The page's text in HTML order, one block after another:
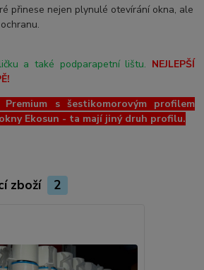
přinese nejen plynulé otevírání okna, ale
a také podparapetní lištu. NEJLEPŠÍ
s šestikomorovým profilem
Ekosun - ta mají jiný druh profilu.
zboží 2